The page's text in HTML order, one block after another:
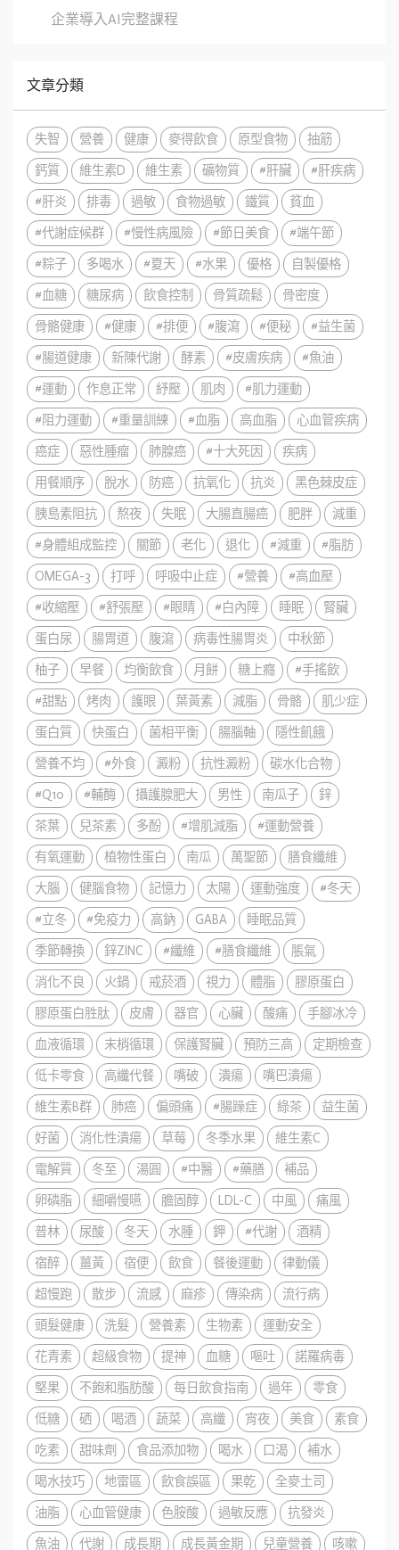
企業導入AI完整課程
文章分類
失智 營養 健康 麥得飲食 原型食物
抽筋
鈣質
維生素D 維生素 礦物質 #肝臟
#肝疾病
#肝炎
排毒 過敏 食物過敏 鐵質
貧血
#代謝症候群
#慢性病風險 #節日美食
#端午節
#粽子
多喝水 #夏天 #水果 優格
自製優格
#血糖
糖尿病 飲食控制 骨質疏鬆
骨密度
骨骼健康
#健康 #排便 #腹瀉 #便秘
#益生菌
#腸道健康
新陳代謝 酵素 #皮膚疾病
#魚油
#運動
作息正常 紓壓 肌肉
#肌力運動
#阻力運動
#重量訓練 #血脂 高血脂
心血管疾病
癌症
惡性腫瘤 肺腺癌 #十大死因
疾病
用餐順序
脫水 防癌 抗氧化 抗炎
黑色棘皮症
胰島素阻抗
熬夜 失眠 大腸直腸癌 肥胖
減重
#身體組成監控
關節 老化 退化 #減重
#脂肪
OMEGA-3
打呼 呼吸中止症 #營養
#高血壓
#收縮壓
#舒張壓 #眼睛 #白內障 睡眠
腎臟
蛋白尿
腸胃道 腹瀉 病毒性腸胃炎
中秋節
柚子
早餐 均衡飲食 月餅 糖上癮
#手搖飲
#甜點
烤肉 護眼 葉黃素 減脂 骨骼
肌少症
蛋白質
快蛋白 菌相平衡 腸腦軸
隱性飢餓
營養不均
#外食 澱粉 抗性澱粉
碳水化合物
#Q10
#輔酶 攝護腺肥大 男性 南瓜子
鋅
茶葉
兒茶素 多酚 #增肌減脂
#運動營養
有氧運動
植物性蛋白 南瓜 萬聖節
膳食纖維
大腦
健腦食物 記憶力 太陽 運動強度
#冬天
#立冬
#免疫力 高鈉 GABA
睡眠品質
季節轉換
鋅ZINC #纖維 #膳食纖維
脹氣
消化不良
火鍋 戒菸酒 視力 體脂
膠原蛋白
膠原蛋白胜肽
皮膚 器官 心臟 酸痛
手腳冰冷
血液循環
末梢循環 保護腎臟 預防三高
定期檢查
低卡零食
高纖代餐 嘴破 潰瘍
嘴巴潰瘍
維生素B群
肺癌 偏頭痛 #腸躁症 綠茶
益生菌
好菌
消化性潰瘍 草莓 冬季水果
維生素C
電解質
冬至 湯圓 #中醫 #藥膳
補品
卵磷脂
細嚼慢嚥 膽固醇 LDL-C 中風
痛風
普林
尿酸 冬天 水腫 鉀 #代謝
酒精
宿醉
薑黃 宿便 飲食 餐後運動
律動儀
超慢跑
散步 流感 麻疹 傳染病
流行病
頭髮健康
洗髮 營養素 生物素
運動安全
花青素
超級食物 提神 血糖 嘔吐
諾羅病毒
堅果
不飽和脂肪酸 每日飲食指南 過年
零食
低糖
硒 喝酒 蔬菜 高纖 宵夜 美食
素食
吃素
甜味劑 食品添加物 喝水 口渴
補水
喝水技巧
地雷區 飲食誤區 果乾
全麥土司
油脂
心血管健康 色胺酸 過敏反應
抗發炎
魚油
代謝 成長期 成長黃金期 兒童營養
咳嗽